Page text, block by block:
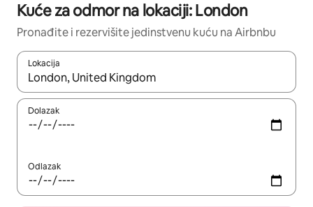
Kuće za odmor na lokaciji: London
Pronađite i rezervišite jedinstvenu kuću na Airbnbu
Lokacija
Kad rezultati budu dostupni, krećite se gore i dolje pomoću
Dolazak
Odlazak